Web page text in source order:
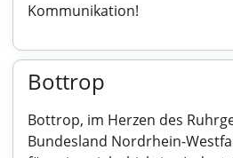
Kommunikation!
Bottrop
Bottrop, im Herzen des
Bundesland Nordrhein-